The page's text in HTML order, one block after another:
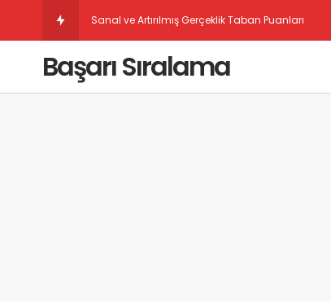
Sanal ve Artırılmış Gerçeklik Taban Puanları
Başarı Sıralama